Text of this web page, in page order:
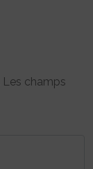
Les champs